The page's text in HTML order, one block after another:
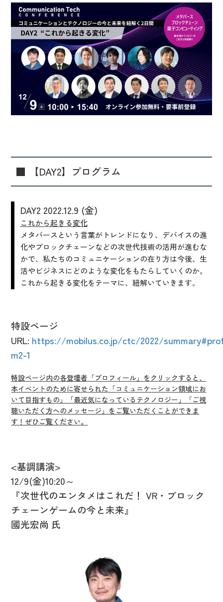
■ 【DAY2】プログラム
DAY2 2022.12.9 (金)
これから起きる変化
メタバースという言葉がトレンドになり、デバイスの進
化やブロックチェーンなどの次世代技術の活用が進むな
かで、私たちのコミュニケーションの在り方は今後、生
活やビジネスにどのような変化をもたらしていくのか。
これから起きる変化をテーマに、紐解いていきます。
特設ページ
URL: https://mobilus.co.jp/ctc/2022/
m2-1
特設ページ内の各登壇者「プロフィール」をクリックすると、
本イベントのために寄せられた「コミュニケーション領域にお
いて目指すもの」「最近気になっているテクノロジー」「ご視
聴いただく方へのメッセージ」をご覧いただくことができま
す！ぜひご覧ください。
<基調講演>
12/9(金)10:20～
『次世代のエンタメはこれだ！ VR・ブロック
チェーンゲームの今と未来』
國光宏尚 氏